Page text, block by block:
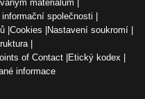
materiálům
společnosti
Cookies
Nastavení soukromí
of Contact
Etický kodex
informace